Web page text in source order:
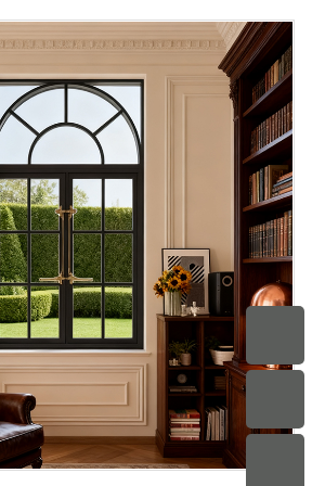
De matcher perfekt franske og
stilarter, hvilket forbedrer den
appel